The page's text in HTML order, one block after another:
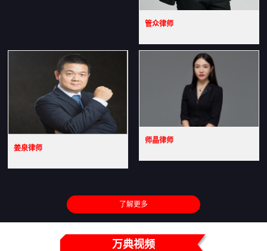
管众律师
姜泉律师
师晶律师
了解更多
万典视频